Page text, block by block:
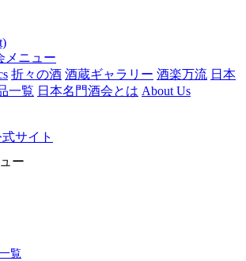
メニュー
折々の酒 酒蔵ギャラリー 酒楽万流 日本
一覧 日本名門酒会とは About Us
ー
覧